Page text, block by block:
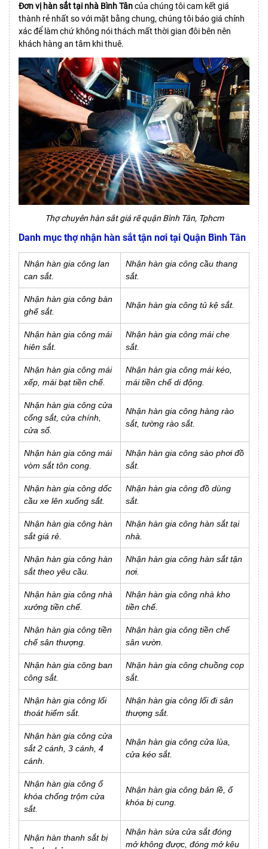
Đơn vị hàn sắt tại nhà Bình Tâncủa chúng tôi cam kết giá
thành rẻ nhất so với mặt bằng chung, chúng tôi báo giá chính
xác để làm chứ không nói thách mất thời gian đôi bên nên
khách hàng an tâm khi thuê.
Thợ chuyên hàn sắt giá rẽ quận Bình Tân, Tphcm
Danh mục thợ nhận hàn sắt tận nơi tại Quận Bình Tân
Nhận hàn gia công lan
can sắt.
Nhận hàn gia công cầu thang
sắt.
Nhận hàn gia công bàn
ghế sắt.
Nhận hàn gia công tủ kệ sắt.
Nhận hàn gia công mái
hiên sắt.
Nhận hàn gia công mái che
sắt.
Nhận hàn gia công mái
xếp, mái bạt tiền chế.
Nhận hàn gia công mái kéo,
mái tiền chế di động.
Nhận hàn gia công cửa
cổng sắt, cửa chính,
cửa sổ.
Nhận hàn gia công hàng rào
sắt, tường rào sắt.
Nhận hàn gia công mái
vòm sắt tôn cong.
Nhận hàn gia công sào phơi đồ
sắt.
Nhận hàn gia công dốc
cầu xe lên xuống sắt.
Nhận hàn gia công đồ dùng
sắt.
Nhận hàn gia công hàn
sắt giá rẻ.
Nhận hàn gia công hàn sắt tại
nhà.
Nhận hàn gia công hàn
sắt theo yêu cầu.
Nhận hàn gia công hàn sắt tận
nơi.
Nhận hàn gia công nhà
xưởng tiền chế.
Nhận hàn gia công nhà kho
tiền chế.
Nhận hàn gia công tiền
chế sân thượng.
Nhận hàn gia công tiền chế
sân vườn.
Nhận hàn gia công ban
công sắt.
Nhận hàn gia công chuồng cọp
sắt.
Nhận hàn gia công lối
thoát hiểm sắt.
Nhận hàn gia công lối đi sân
thượng sắt.
Nhận hàn gia công cửa
sắt 2 cánh, 3 cánh, 4
cánh.
Nhận hàn gia công cửa lùa,
cửa kéo sắt.
Nhận hàn gia công ổ
khóa chống trộm cửa
sắt.
Nhận hàn gia công bản lề, ổ
khóa bị cung.
Nhận hàn thanh sắt bị
Nhận hàn sửa cửa sắt đóng
mở không được, đóng mở kêu